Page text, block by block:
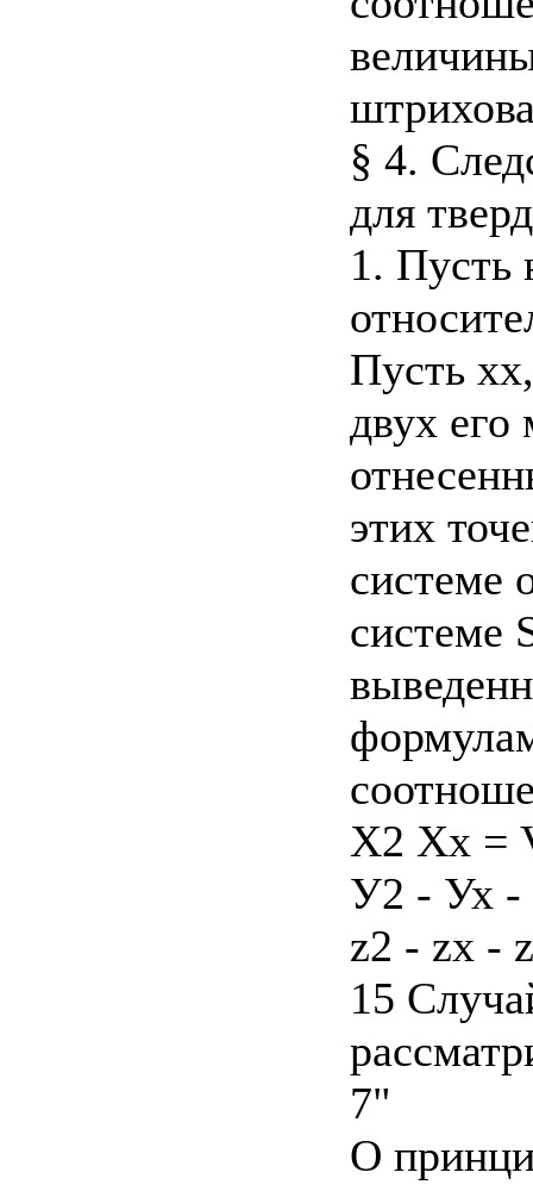
§ 4.
для
1. Пусть
Пусть
двух его
этих
системе
системе
Х2 Хх =
У2 - Ух -
z2 - zx -
15
7"
О